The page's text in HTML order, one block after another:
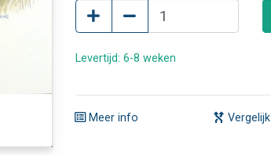
Levertijd: 6-8 weken
Meer info Vergelijk